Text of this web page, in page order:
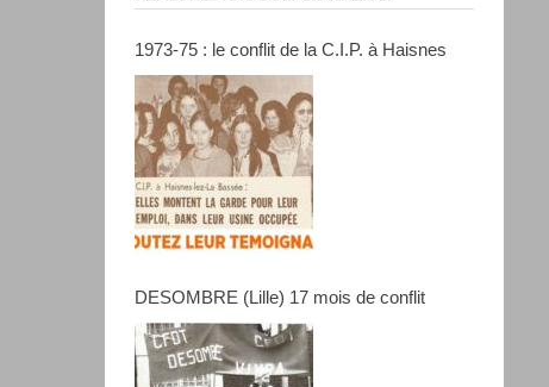
1973-75 : le conflit de la C.I.P. à Haisnes
DESOMBRE (Lille) 17 mois de conflit